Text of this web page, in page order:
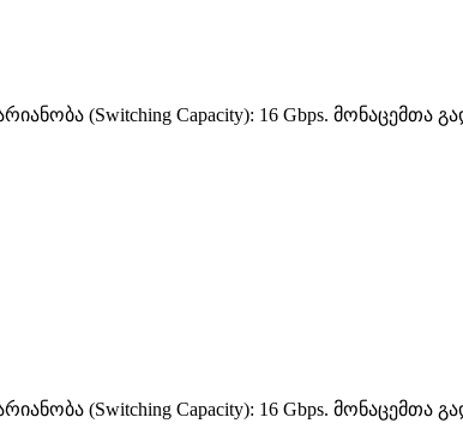
(Switching Capacity): 16 Gbps. მონაცემთა
(Switching Capacity): 16 Gbps. მონაცემთა